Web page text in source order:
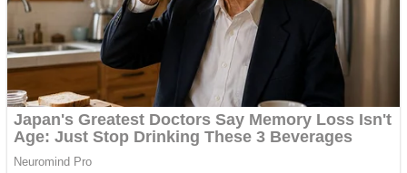
Covid-19: 755 de cazuri
noi în România
Răcitor de apă CW5000